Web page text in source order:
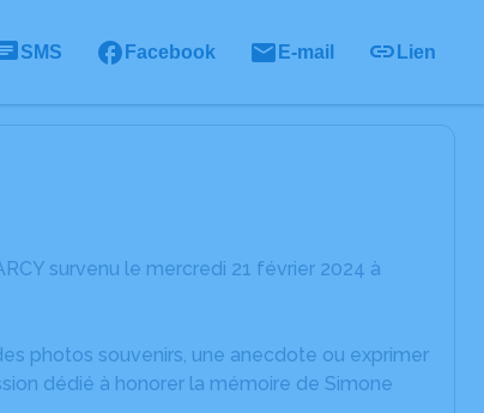
SMS Facebook E-mail Lien
survenu le mercredi 21 février 2024 à
photos souvenirs, une anecdote ou exprimer
dédié à honorer la mémoire de Simone